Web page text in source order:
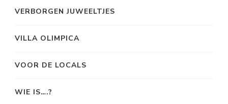
VERBORGEN JUWEELTJES
VILLA OLIMPICA
VOOR DE LOCALS
WIE IS….?